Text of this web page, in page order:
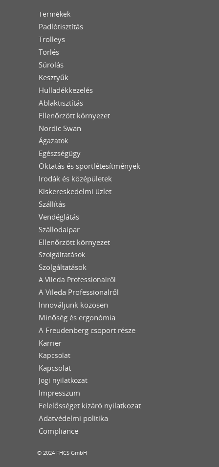
Termékek
Padlótisztítás
Trolleys
Törlés
Súrolás
Kesztyűk
Hulladékkezelés
Ablaktisztítás
Ellenőrzött környezet
Nordic Swan
Ágazatok
Egészségügy
Oktatás és sportlétesítmények
Irodák és középületek
Kiskereskedelmi üzlet
Szállítás
Vendéglátás
Szállodaipar
Ellenőrzött környezet
Szolgáltatások
Szolgáltatások
A Vileda Professionalről
A Vileda Professionalről
Innováljunk közösen
Minőség és ergonómia
A Freudenberg csoport része
Karrier
Kapcsolat
Kapcsolat
Jogi nyilatkozat
Impresszum
Felelősséget kizáró nyilatkozat
Adatvédelmi politika
Compliance
© 2024 FHCS GmbH